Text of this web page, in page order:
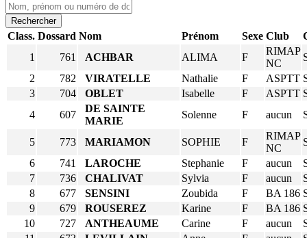
Rechercher
Class. Dossard Nom Prénom Sexe Club
1
761 ACHBAR ALIMA F
RIMAP
NC
2
782 VIRATELLE Nathalie F ASPTT
3
704 OBLET Isabelle F ASPTT
4
607
DE SAINTE
MARIE
Solenne F aucun
5 773 MARIAMON SOPHIE F
RIMAP
NC
6
741 LAROCHE Stephanie F aucun
7
736 CHALIVAT Sylvia F aucun
8
677 SENSINI Zoubida F BA 186
9
679 ROUSEREZ Karine F BA 186
10
727 ANTHEAUME Carine F aucun